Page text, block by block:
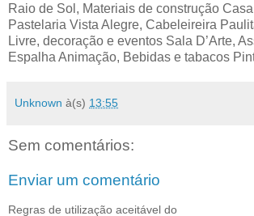
Raio de Sol, Materiais de construção
Pastelaria Vista Alegre, Cabeleireira
Livre, decoração e eventos Sala D’Arte,
Espalha Animação, Bebidas e tabacos
Unknown à(s) 13:55
Sem comentários:
Enviar um comentário
Regras de utilização aceitável do